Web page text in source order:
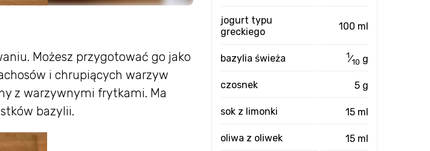
Możesz przygotować go jako
i chrupiących warzyw
z warzywnymi frytkami. Ma
bazylii.
jogurt typu
greckiego
100 ml
bazylia świeża 1⁄10 g
czosnek 5 g
sok z limonki 15 ml
oliwa z oliwek 15 ml